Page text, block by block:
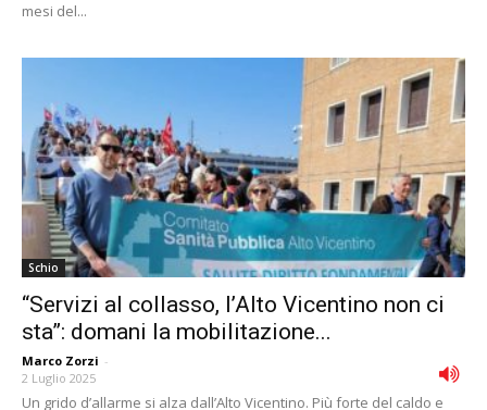
mesi del...
Schio
“Servizi al collasso, l’Alto Vicentino non ci
sta”: domani la mobilitazione...
Marco Zorzi -
2 Luglio 2025
Un grido d’allarme si alza dall’Alto Vicentino. Più forte del caldo e